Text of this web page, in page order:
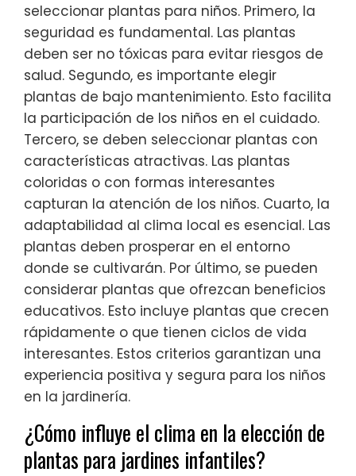
seleccionar plantas para niños. Primero, la
seguridad es fundamental. Las plantas
deben ser no tóxicas para evitar riesgos de
salud. Segundo, es importante elegir
plantas de bajo mantenimiento. Esto facilita
la participación de los niños en el cuidado.
Tercero, se deben seleccionar plantas con
características atractivas. Las plantas
coloridas o con formas interesantes
capturan la atención de los niños. Cuarto, la
adaptabilidad al clima local es esencial. Las
plantas deben prosperar en el entorno
donde se cultivarán. Por último, se pueden
considerar plantas que ofrezcan beneficios
educativos. Esto incluye plantas que crecen
rápidamente o que tienen ciclos de vida
interesantes. Estos criterios garantizan una
experiencia positiva y segura para los niños
en la jardinería.
¿Cómo influye el clima en la elección de
plantas para jardines infantiles?